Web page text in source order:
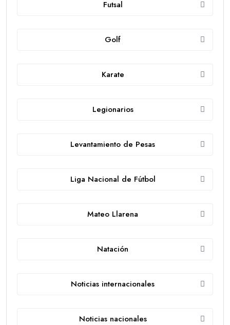
Futsal
Golf
Karate
Legionarios
Levantamiento de Pesas
Liga Nacional de Fútbol
Mateo Llarena
Natación
Noticias internacionales
Noticias nacionales